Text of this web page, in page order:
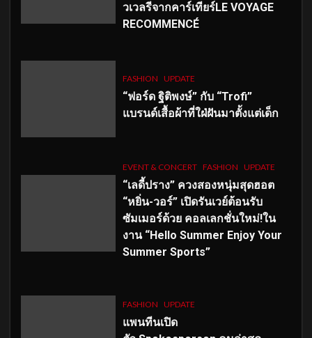
วเวลรีจากคาร์เทียร์LE VOYAGE
RECOMMENCÉ
FASHION UPDATE
“ฟอร์ด ฐิติพงษ์” กับ “Trofi”
แบรนด์เสื้อผ้าที่ใฝ่ฝันมาตั้งแต่เด็ก
EVENT & CONCERT FASHION UPDATE
“เลดี้ปราง” ควงสองหนุ่มสุดฮอต
“หยิ่น-วอร์” เปิดรันเวย์ต้อนรับ
ซัมเมอร์ด้วย คอลเลกชั่นใหม่!ใน
งาน “Hello Summer Enjoy Your
Summer Sports”
FASHION UPDATE
แพนทีนเปิด